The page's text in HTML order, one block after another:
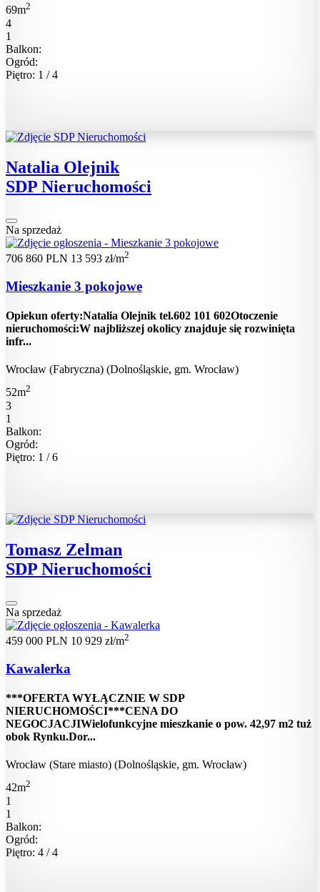
69m2
4
1
Balkon:
Ogród:
Piętro: 1 / 4
Natalia Olejnik
SDP Nieruchomości
Na sprzedaż
706 860 PLN 13 593 zł/m2
Mieszkanie 3 pokojowe
Opiekun oferty:Natalia Olejnik tel.602 101 602Otoczenie
nieruchomości:W najbliższej okolicy znajduje się rozwinięta
infr...
Wrocław (Fabryczna) (Dolnośląskie, gm. Wrocław)
52m2
3
1
Balkon:
Ogród:
Piętro: 1 / 6
Tomasz Zelman
SDP Nieruchomości
Na sprzedaż
459 000 PLN 10 929 zł/m2
Kawalerka
***OFERTA WYŁĄCZNIE W SDP
NIERUCHOMOŚCI***CENA DO
NEGOCJACJIWielofunkcyjne mieszkanie o pow. 42,97 m2 tuż
obok Rynku.Dor...
Wrocław (Stare miasto) (Dolnośląskie, gm. Wrocław)
42m2
1
1
Balkon:
Ogród:
Piętro: 4 / 4